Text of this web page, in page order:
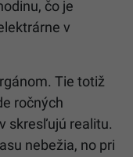
čo je
v
Tie totiž
ročných
skresľujú realitu.
nebežia, no pri